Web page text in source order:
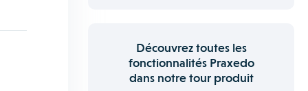
Découvrez toutes les
fonctionnalités Praxedo
dans notre tour produit